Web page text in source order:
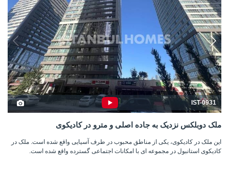
IST-0931
ملک دوبلکس نزدیک به جاده اصلی و مترو در کادیکوی
این ملک در کادیکوی، یکی از مناطق محبوب در طرف آسیایی واقع شده است. ملک در
کادیکوی استانبول در مجموعه ای با امکانات اجتماعی گسترده واقع شده است.